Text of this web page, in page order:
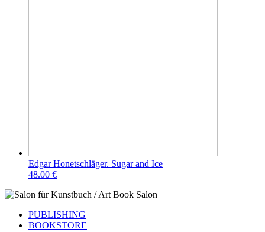
Edgar Honetschläger. Sugar and Ice
48.00 €
PUBLISHING
BOOKSTORE